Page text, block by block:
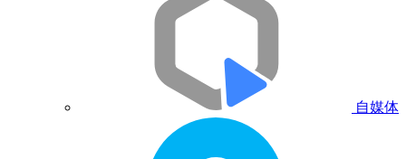
自媒体